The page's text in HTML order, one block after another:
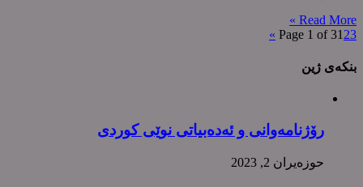
Read More »
Page 1 of 31 23
»
بنکەی ژین
رۆژنامەوانی و ئەدەبیاتی نوێی کوردی
حوزه‌یران 2, 2023